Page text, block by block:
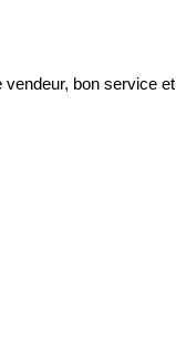
bon service et